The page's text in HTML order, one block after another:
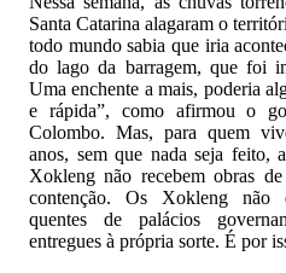
Santa Catarina alagaram o
todo mundo sabia que iria
do lago da barragem, que foi
Uma enchente a mais, poderia
e rápida”, como afirmou o
Colombo. Mas, para quem
anos, sem que nada seja feito,
Xokleng não recebem obras
contenção. Os Xokleng não
quentes de palácios
entregues à própria sorte. É por